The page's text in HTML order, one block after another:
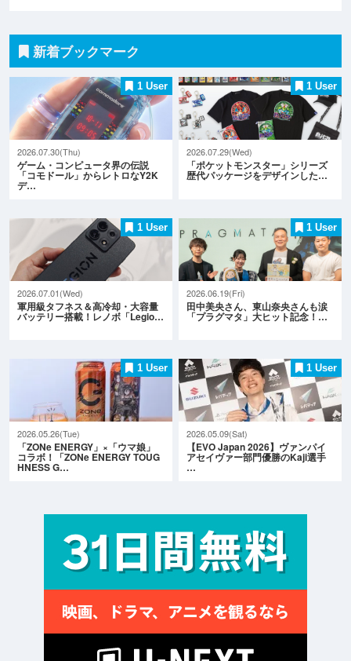
新着ブックマーク
1 User
2026.07.30(Thu)
ゲーム・コンピュータ界の伝説
「コモドール」からレトロなY2K
デ…
1 User
2026.07.29(Wed)
「ポケットモンスター」シリーズ
歴代パッケージをデザインした…
1 User
2026.07.01(Wed)
軍用級タフネス＆高冷却・大容量
バッテリー搭載！レノボ「Legio…
1 User
2026.06.19(Fri)
田中美央さん、東山奈央さんも涙
「プラグマタ」大ヒット記念！…
1 User
2026.05.26(Tue)
「ZONe ENERGY」×「ウマ娘」
コラボ！「ZONe ENERGY TOUG
HNESS G…
1 User
2026.05.09(Sat)
【EVO Japan 2026】ヴァンパイ
アセイヴァー部門優勝のKaji選手
…